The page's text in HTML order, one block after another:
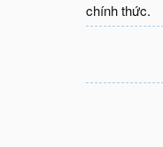
chính thức.​